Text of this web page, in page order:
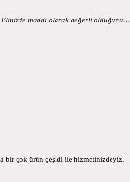
Elinizde maddi olarak değerli olduğunu…
bir çok ürün çeşidi ile hizmetinizdeyiz.